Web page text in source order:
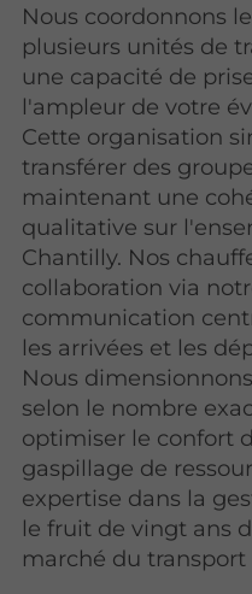
Nous coordonnons
plusieurs unités de
une capacité de
l'ampleur de votre
Cette organisation
transférer des
maintenant une
qualitative sur
Chantilly. Nos
collaboration via
communication
les arrivées et les
Nous
selon le nombre
optimiser le confort
gaspillage de
expertise dans la
le fruit de vingt ans
marché du transport